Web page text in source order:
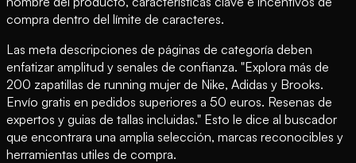
compra dentro del límite de caracteres.
Las meta descripciones de páginas de categoría deben
enfatizar amplitud y senales de confianza. "Explora más de
200 zapatillas de running mujer de Nike, Adidas y Brooks.
Envío gratis en pedidos superiores a 50 euros. Resenas de
expertos y guias de tallas incluidas." Esto le dice al buscador
que encontrara una amplia selección, marcas reconocibles y
herramientas utiles de compra.